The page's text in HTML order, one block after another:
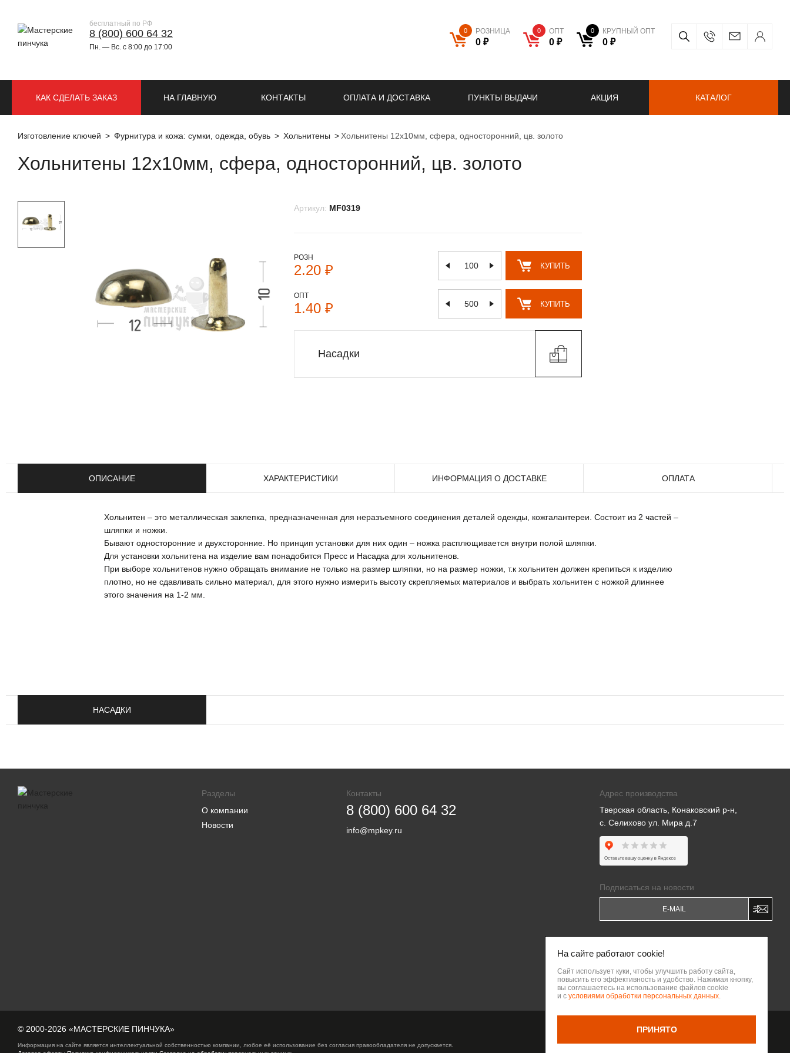
бесплатный по РФ
8 (800) 600 64 32
Пн. — Вс. с 8:00 до 17:00
0 РОЗНИЦА
0 ₽
0 ОПТ
0 ₽
0 КРУПНЫЙ ОПТ
0 ₽
НА ГЛАВНУЮ КОНТАКТЫ ОПЛАТА И ДОСТАВКА ПУНКТЫ ВЫДАЧИ АКЦИЯ
КАК СДЕЛАТЬ ЗАКАЗ КАТАЛОГ
Изготовление ключей Фурнитура и кожа: сумки, одежда, обувь Хольнитены Хольнитены 12х10мм, сфера, односторонний, цв. золото
Хольнитены 12х10мм, сфера, односторонний, цв. золото
Артикул: MF0319
РОЗН
2.20 ₽ КУПИТЬ
ОПТ
1.40 ₽ КУПИТЬ
Насадки
ОПИСАНИЕ ХАРАКТЕРИСТИКИ ИНФОРМАЦИЯ О ДОСТАВКЕ ОПЛАТА
Хольнитен – это металлическая заклепка, предназначенная для неразъемного соединения деталей одежды, кожгалантереи. Состоит из 2 частей –
шляпки и ножки.
Бывают односторонние и двухсторонние. Но принцип установки для них один – ножка расплющивается внутри полой шляпки.
Для установки хольнитена на изделие вам понадобится Пресс и Насадка для хольнитенов.
При выборе хольнитенов нужно обращать внимание не только на размер шляпки, но на размер ножки, т.к хольнитен должен крепиться к изделию
плотно, но не сдавливать сильно материал, для этого нужно измерить высоту скрепляемых материалов и выбрать хольнитен с ножкой длиннее
этого значения на 1-2 мм.
НАСАДКИ
Разделы
О компании
Новости
Контакты
8 (800) 600 64 32
info@mpkey.ru
Адрес производства
Тверская область, Конаковский р-н,
с. Селихово ул. Мира д.7
Подписаться на новости
персональных данных
Политикой обработки персональных
Написать владельцу бизнеса
© 2000-2026 «МАСТЕРСКИЕ ПИНЧУКА»
Информация на сайте является интеллектуальной собственностью компании, любое её использование без согласия правообладателя не допускается.
Разработка сайта Веб-
На сайте работают cookie!
Сайт использует куки, чтобы улучшить работу сайта,
повысить его эффективность и удобство. Нажимая кнопку,
вы соглашаетесь на использование файлов cookie
и с условиями обработки персональных данных.
ПРИНЯТО